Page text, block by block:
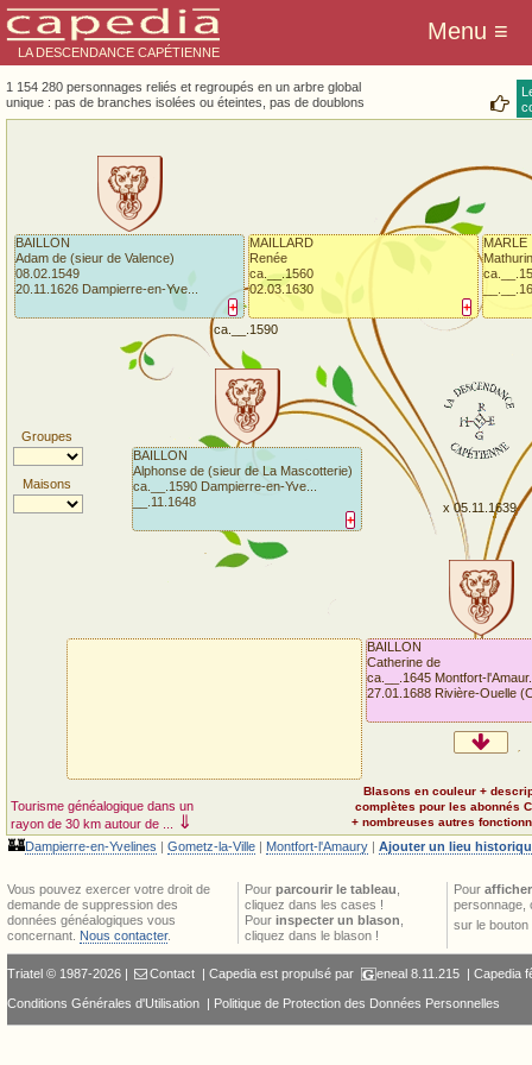
LA DESCENDANCE CAPÉTIENNE
1 154 280 personnages reliés et regroupés en un arbre global
unique : pas de branches isolées ou éteintes, pas de doublons
Groupes
Maisons
Tourisme généalogique dans un
rayon de 30 km autour de ...
⇓
BAILLON
Catherine de
ca.__.1645 Montfort-
27.01.1688 Rivière-Ouelle
+
BAILLON
Alphonse de (sieur de La Mascotterie)
ca.__.1590 Dampierre-en-Yve...
__.11.1648
+
BAILLON
Adam de (sieur de Valence)
08.02.1549
20.11.1626 Dampierre-en-Yve...
+
MAILLARD
Renée
ca.__.1560
02.03.1630
MARLE
x 05.11.1639
ca.__.1590
🏰Dampierre-en-Yvelines | Gometz-la-Ville | Montfort-l'Amaury | Ajouter un lieu
Blasons en couleur +
complètes pour les abonnés
+ nombreuses autres
Vous pouvez exercer votre droit de
demande de suppression des
données généalogiques vous
concernant. Nous contacter.
Pour parcourir le tableau
cliquez dans les cases !
Pour inspecter un blason
cliquez dans le blason !
Pour
personnage,
sur le bouton
Triatel © 1987-2026 | Contact | Capedia est propulsé par eneal8.11.215 | Capedia
Conditions Générales d'Utilisation | Politique de Protection des Données Personnelles